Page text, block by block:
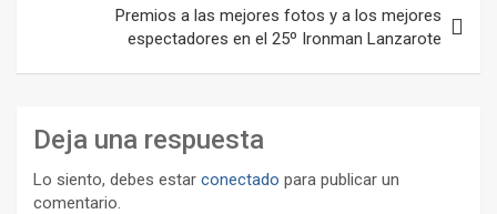
Premios a las mejores fotos y a los mejores
espectadores en el 25º Ironman Lanzarote
Deja una respuesta
Lo siento, debes estar conectado para publicar un
comentario.